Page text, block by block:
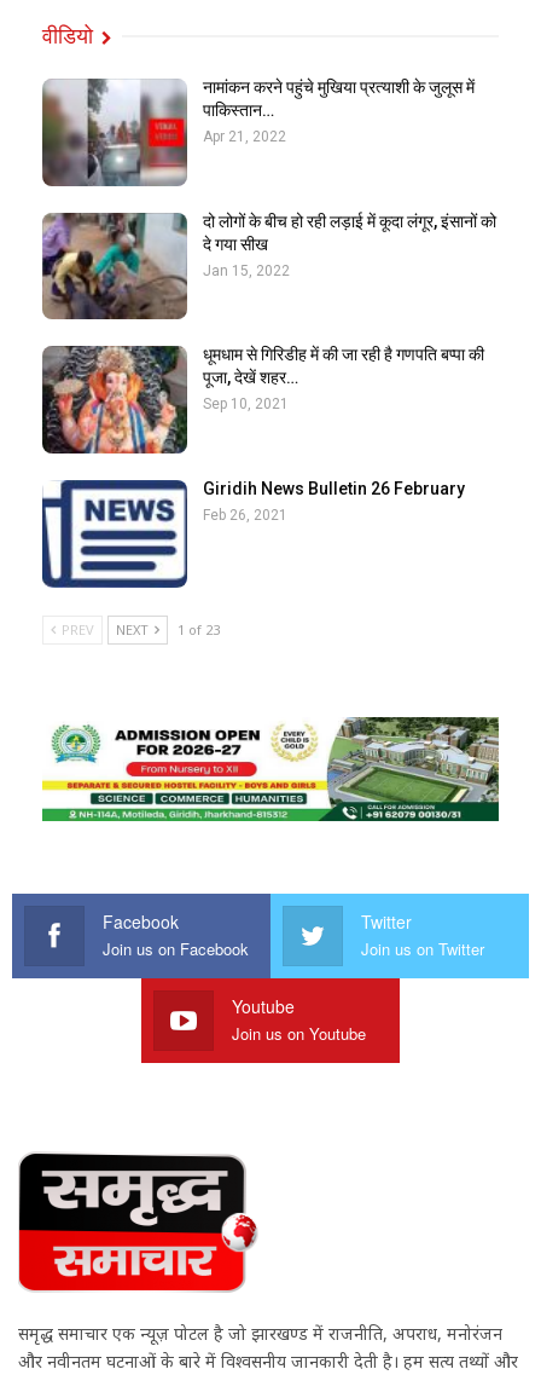
वीडियो
नामांकन करने पहुंचे मुखिया प्रत्याशी के जुलूस में
पाकिस्तान…
Apr 21, 2022
दो लोगों के बीच हो रही लड़ाई में कूदा लंगूर, इंसानों को
दे गया सीख
Jan 15, 2022
धूमधाम से गिरिडीह में की जा रही है गणपति बप्पा की
पूजा, देखें शहर…
Sep 10, 2021
Giridih News Bulletin 26 February
Feb 26, 2021
PREV NEXT 1 of 23
Facebook
Join us on Facebook
Twitter
Join us on Twitter
Youtube
Join us on Youtube
समृद्ध समाचार एक न्यूज़ पोर्टल है जो झारखण्ड में राजनीति, अपराध, मनोरंजन
और नवीनतम घटनाओं के बारे में विश्वसनीय जानकारी देती है। हम सत्य तथ्यों और